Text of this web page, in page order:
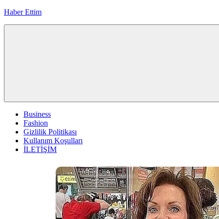
İçeriğe
Haber Ettim
Business
Fashion
Gizlilik Politikası
Kullanım Koşulları
İLETİŞİM